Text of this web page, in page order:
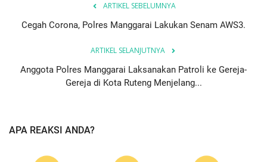
ARTIKEL SEBELUMNYA
Cegah Corona, Polres Manggarai Lakukan Senam AWS3.
ARTIKEL SELANJUTNYA
Anggota Polres Manggarai Laksanakan Patroli ke Gereja-
Gereja di Kota Ruteng Menjelang...
APA REAKSI ANDA?